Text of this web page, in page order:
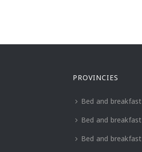
PROVINCIES
Bed and
Bed and
Bed and